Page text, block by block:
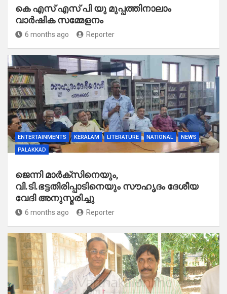
കെ എസ് എസ് പി യു മുപ്പത്തിനാലാം
വാർഷിക സമ്മേളനം
6 months ago Reporter
ENTERTAINMENTS KERALAM LITERATURE NATIONAL
NEWS
PALAKKAD
ജെന്നി മാർക്സിനെയും,
വി.ടി.ഭട്ടതിരിപ്പാടിനെയും സൗഹൃദം ദേശീയ
വേദി അനുസ്മരിച്ചു
6 months ago Reporter